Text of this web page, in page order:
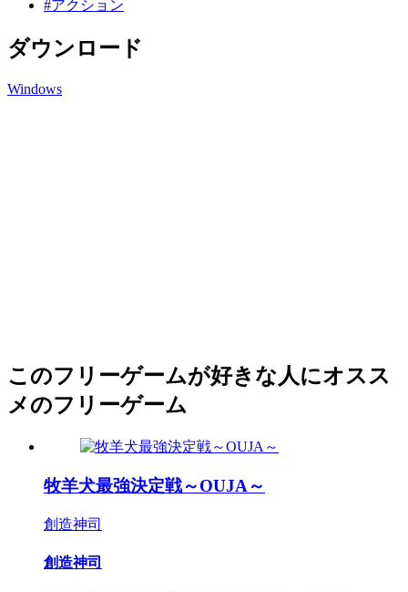
#アクション
ダウンロード
Windows
このフリーゲームが好きな人にオスス
メのフリーゲーム
牧羊犬最強決定戦～OUJA～
創造神司
創造神司